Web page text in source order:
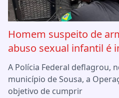
Homem suspeito de
abuso sexual infantil é
A Polícia Federal deflagrou,
município de Sousa, a
objetivo de cumprir